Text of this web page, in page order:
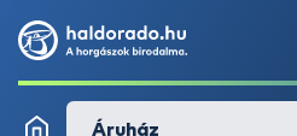
Áruház